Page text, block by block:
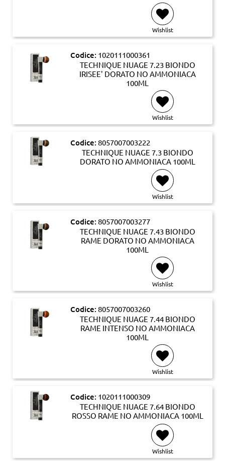
Wishlist
Codice: 1020111000361
TECHNIQUE NUAGE 7.23 BIONDO
IRISEE' DORATO NO AMMONIACA
100ML
Wishlist
Codice: 8057007003222
TECHNIQUE NUAGE 7.3 BIONDO
DORATO NO AMMONIACA 100ML
Wishlist
Codice: 8057007003277
TECHNIQUE NUAGE 7.43 BIONDO
RAME DORATO NO AMMONIACA
100ML
Wishlist
Codice: 8057007003260
TECHNIQUE NUAGE 7.44 BIONDO
RAME INTENSO NO AMMONIACA
100ML
Wishlist
Codice: 1020111000309
TECHNIQUE NUAGE 7.64 BIONDO
ROSSO RAME NO AMMONIACA 100ML
Wishlist